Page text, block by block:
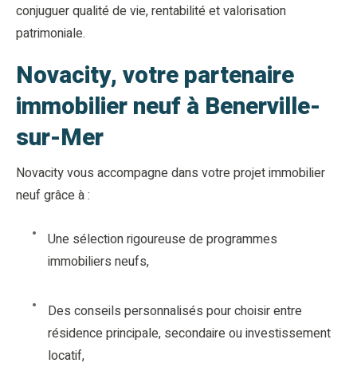
conjuguer qualité de vie, rentabilité et valorisation
patrimoniale.
Novacity, votre partenaire
immobilier neuf à Benerville-
sur-Mer
Novacity vous accompagne dans votre projet immobilier
neuf grâce à :
Une sélection rigoureuse de programmes
immobiliers neufs,
Des conseils personnalisés pour choisir entre
résidence principale, secondaire ou investissement
locatif,